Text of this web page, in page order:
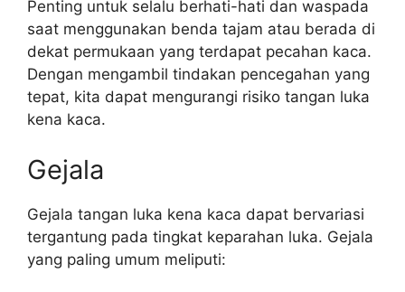
Penting untuk selalu berhati-hati dan waspada
saat menggunakan benda tajam atau berada di
dekat permukaan yang terdapat pecahan kaca.
Dengan mengambil tindakan pencegahan yang
tepat, kita dapat mengurangi risiko tangan luka
kena kaca.
Gejala
Gejala tangan luka kena kaca dapat bervariasi
tergantung pada tingkat keparahan luka. Gejala
yang paling umum meliputi: